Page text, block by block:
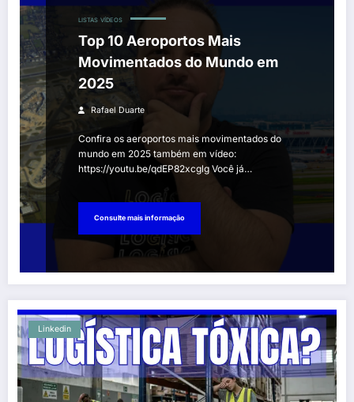
LISTAS VÍDEOS
Top 10 Aeroportos Mais
Movimentados do Mundo em
2025
Rafael Duarte
Confira os aeroportos mais movimentados do
mundo em 2025 também em vídeo:
https://youtu.be/qdEP82xcglg Você já…
Consulte mais informação
Linkedin